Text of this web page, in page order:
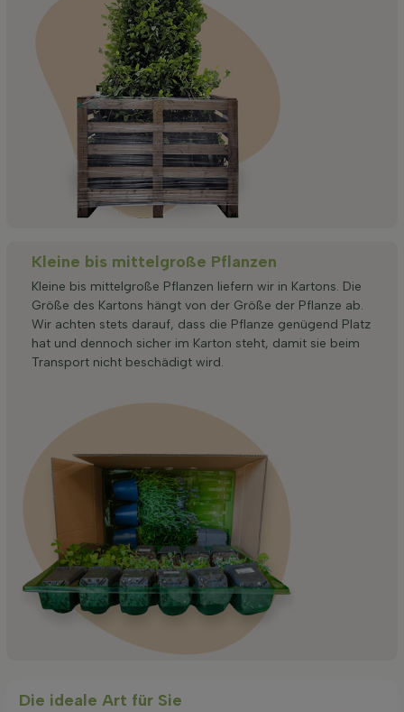
Kleine bis mittelgroße Pflanzen
Kleine bis mittelgroße Pflanzen liefern wir in Kartons. Die
Größe des Kartons hängt von der Größe der Pflanze ab.
Wir achten stets darauf, dass die Pflanze genügend Platz
hat und dennoch sicher im Karton steht, damit sie beim
Transport nicht beschädigt wird.
Die ideale Art für Sie